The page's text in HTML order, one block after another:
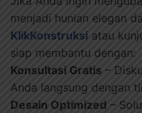
menjadi hunian elegan
KlikKonstruksi atau
siap membantu dengan:
Konsultasi Gratis –
Anda langsung dengan
Desain Optimized –